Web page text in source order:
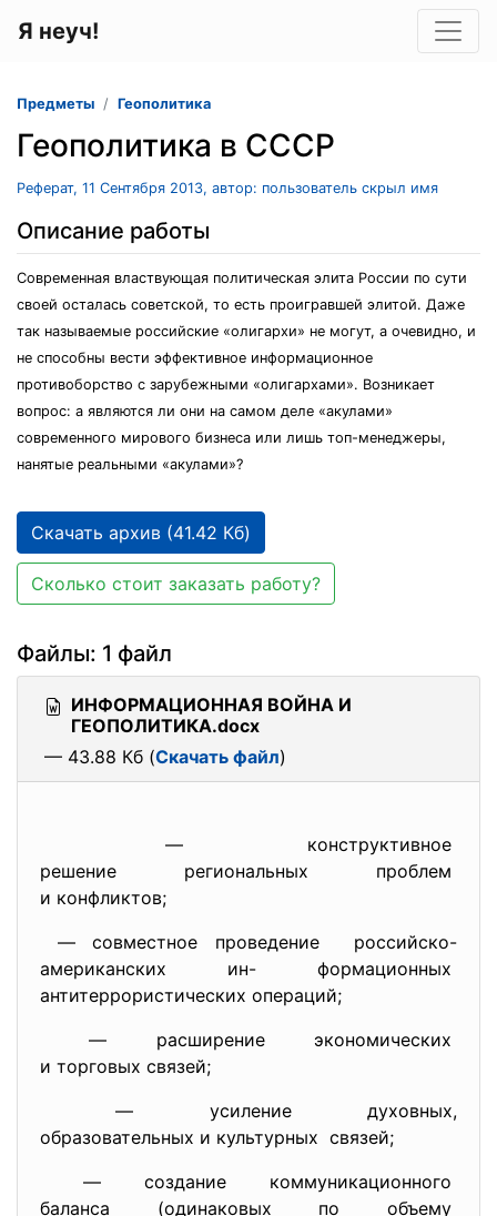
Я неуч!
Предметы Геополитика
Геополитика в СССР
Реферат, 11 Сентября 2013, автор: пользователь скрыл имя
Описание работы
Современная властвующая политическая элита России по сути
своей осталась советской, то есть проигравшей элитой. Даже
так называемые российские «олигархи» не могут, а очевидно, и
не способны вести эффективное информационное
противоборство с зарубежными «олигархами». Возникает
вопрос: а являются ли они на самом деле «акулами»
современного мирового бизнеса или лишь топ-менеджеры,
нанятые реальными «акулами»?
Скачать архив (41.42 Кб)
Сколько стоит заказать работу?
Файлы: 1 файл
ИНФОРМАЦИОННАЯ ВОЙНА И
ГЕОПОЛИТИКА.docx
— 43.88 Кб (Скачать файл)
— конструктивное
решение региональных проблем
и конфликтов;
— совместное проведение российско-
американских ин- формационных
антитеррористических операций;
— расширение экономических
и торговых связей;
— усиление духовных,
образовательных и культурных связей;
— создание коммуникационного
баланса (одинаковых по объему